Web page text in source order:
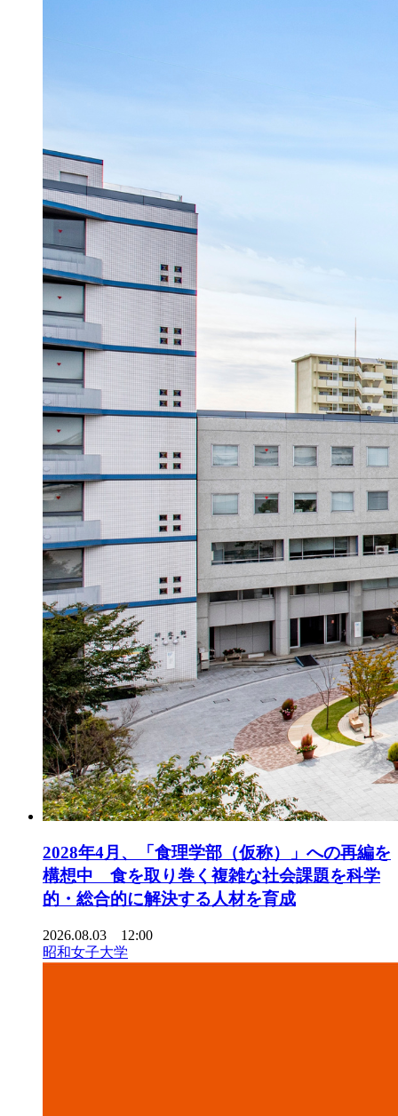
2028年4月、「食理学部（仮称）」への再編を
構想中 食を取り巻く複雑な社会課題を科学
的・総合的に解決する人材を育成
2026.08.03 12:00
昭和女子大学